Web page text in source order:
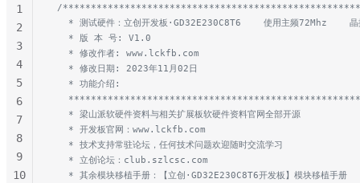
/
* 测试硬件：立创开发板·GD32E230C8T6    使用主频72Mhz
   * 版 本 号: V1.0
   * 修改作者: www.lckfb.com
   * 修改日期: 2023年11月02日
   * 功能介绍:
   * 梁山派软硬件资料与相关扩展板软硬件资料官网全部开源
   * 开发板官网：www.lckfb.com
   * 技术支持常驻论坛，任何技术问题欢迎随时交流学习
   * 立创论坛：club.szlcsc.com
   * 其余模块移植手册：【立创·GD32E230C8T6开发板】模块移植手册
1
2
3
4
5
6
7
8
9
10